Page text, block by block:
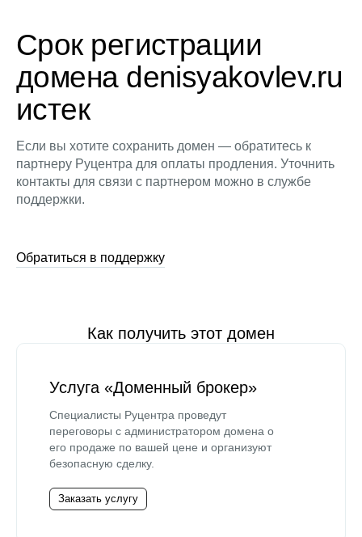
Срок регистрации
домена denisyakovlev.ru
истек
Если вы хотите сохранить домен — обратитесь к
партнеру Руцентра для оплаты продления. Уточнить
контакты для связи с партнером можно в службе
поддержки.
Обратиться в поддержку
Как получить этот домен
Услуга «Доменный брокер»
Специалисты Руцентра проведут
переговоры с администратором домена о
его продаже по вашей цене и организуют
безопасную сделку.
Заказать услугу